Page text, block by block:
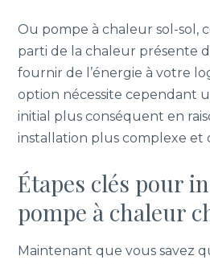
Ou pompe à chaleur sol-sol,
parti de la chaleur présente
fournir de l’énergie à votre
option nécessite cependant
initial plus conséquent en
installation plus complexe et
Étapes clés pour
pompe à chaleur
Maintenant que vous savez